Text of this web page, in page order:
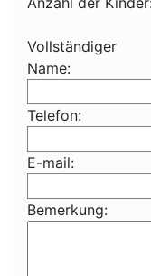
Vollständiger
Name:
Telefon:
E-mail:
Bemerkung: